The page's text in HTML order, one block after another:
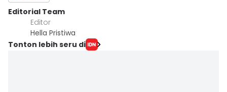
Editorial Team
Editor
Hella Pristiwa
Tonton lebih seru di